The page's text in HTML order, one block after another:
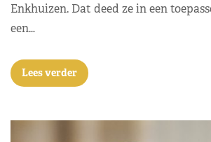
Enkhuizen. Dat deed ze in een
een…
Lees verder